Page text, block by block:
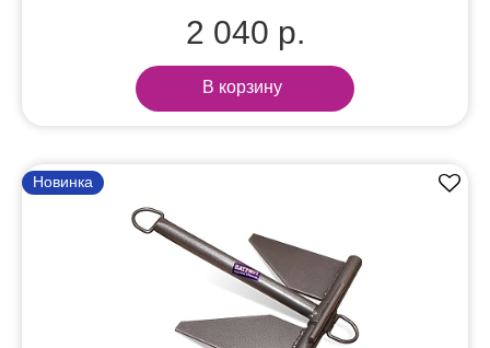
2 040 р.
В корзину
Новинка